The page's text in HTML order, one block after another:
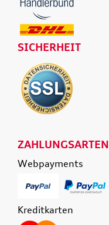
SICHERHEIT
ZAHLUNGSARTEN
Webpayments
Kreditkarten